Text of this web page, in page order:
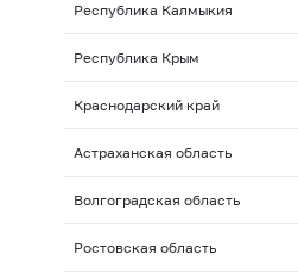
Республика Калмыкия
Республика Крым
Краснодарский край
Астраханская область
Волгоградская область
Ростовская область